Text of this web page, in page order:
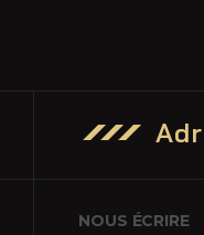
NOUS ÉCRIRE